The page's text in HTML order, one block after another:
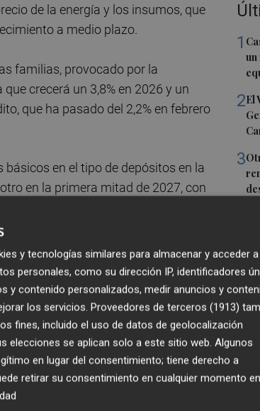
1
2El
3
5
de la energía y los insumos, que
a medio plazo.
familias, provocado por la
crecerá un 3,8% en 2026 y un
que ha pasado del 2,2% en febrero
básicos en el tipo de depósitos en la
en la primera mitad de 2027, con
de la energía sobre la economía
afectan, principalmente, a las
Próximo podría restar 0,5 y 0,1
puntos porcentuales,
y tecnologías similares para almacenar y acceder a
personales, como su dirección IP, identificadores
y contenido personalizados, medir anuncios y
los servicios. Proveedores de terceros (1913)
fines, incluido el uso de datos de geolocalización
elecciones se aplican solo a este sitio web. Algunos
en lugar del consentimiento; tiene derecho a
retirar su consentimiento en cualquier momento en